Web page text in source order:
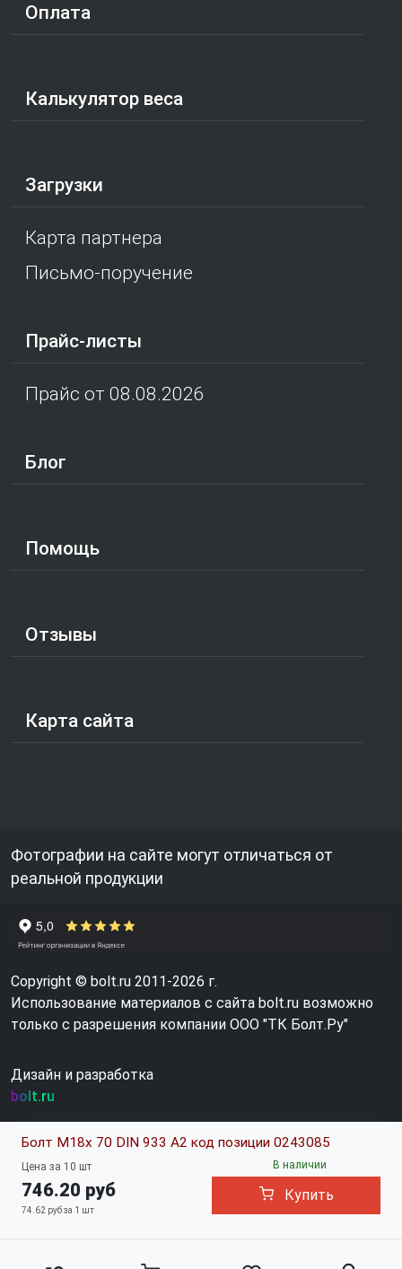
Болт М18х 70 DIN 933 A2 код позиции 0243085
Цена за 10 шт
746.20 руб
74.62 руб за 1 шт
В наличии
Купить
Оплата
Калькулятор веса
Загрузки
Карта партнера
Письмо-поручение
Прайс-листы
Прайс от 08.08.2026
Блог
Помощь
Отзывы
Карта сайта
Фотографии на сайте могут отличаться от
реальной продукции
Copyright © bolt.ru 2011-2026 г.
Использование материалов с сайта bolt.ru возможно
только с разрешения компании ООО "ТК Болт.Ру"
Дизайн и разработка
bolt.ru